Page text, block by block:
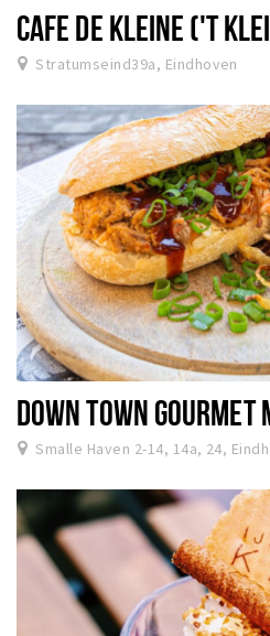
CAFE DE KLEINE ('T
Stratumseind39a, Eindhoven
DOWN TOWN
Smalle Haven 2-14, 14a, 24,